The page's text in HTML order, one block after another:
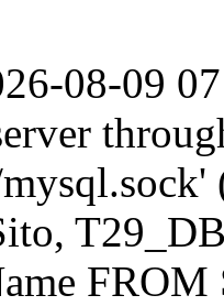
08-09